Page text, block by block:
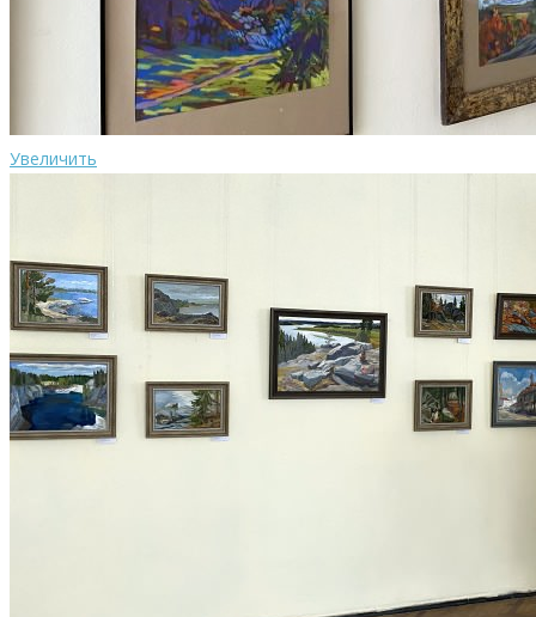
Увеличить